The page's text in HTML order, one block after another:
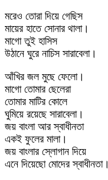
মরেও তোরা দিয়ে গেছিস
মায়ের হাতে সোনার থালা।
মাগো তুই হাসিস
উঠানে ঘুরে নাচিস সারাবেলা।
আঁখির জল মুছে ফেলো।
মাগো তোমার ছেলেরা
তোমার মাটির কোলে
ঘুমিয়ে রয়েছে সারাবেলা।
জয় বাংলা আর স্বাধীনতা
একই ফুলের মালা।
জয় বাংলার স্লোগান দিয়ে
এনে দিয়েছো মোদের স্বাধীনতা।